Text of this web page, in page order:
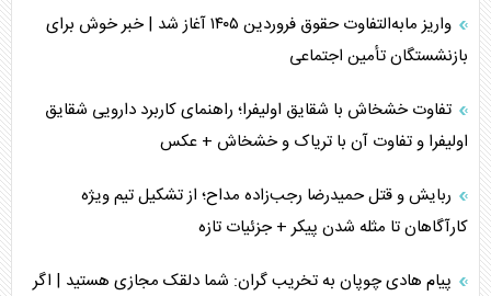
واریز مابه‌التفاوت حقوق فروردین ۱۴۰۵ آغاز شد | خبر خوش برای
بازنشستگان تأمین اجتماعی
تفاوت خشخاش با شقایق اولیفرا؛ راهنمای کاربرد دارویی شقایق
اولیفرا و تفاوت آن با تریاک و خشخاش + عکس
ربایش و قتل حمیدرضا رجب‌زاده مداح؛ از تشکیل تیم ویژه
کارآگاهان تا مثله شدن پیکر + جزئیات تازه
پیام هادی چوپان به تخریب گران: شما دلقک مجازی هستید | اگر